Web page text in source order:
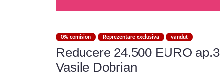
0% comision Reprezentare exclusiva vandut
Reducere 24.500 EURO
Vasile Dobrian